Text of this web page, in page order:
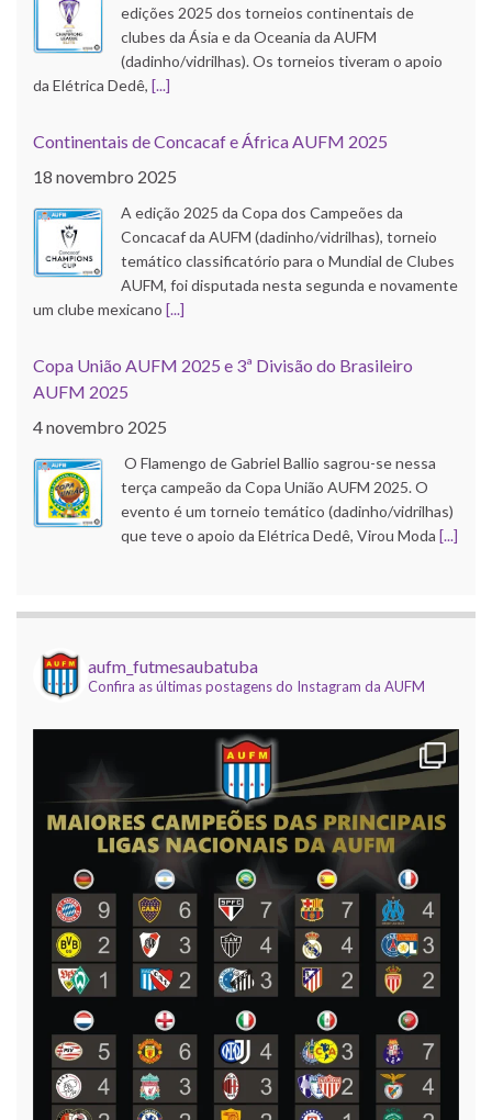
edições 2025 dos torneios continentais de
clubes da Ásia e da Oceania da AUFM
(dadinho/vidrilhas). Os torneios tiveram o apoio
da Elétrica Dedê, [...]
Continentais de Concacaf e África AUFM 2025
18 novembro 2025
A edição 2025 da Copa dos Campeões da
Concacaf da AUFM (dadinho/vidrilhas), torneio
temático classificatório para o Mundial de Clubes
AUFM, foi disputada nesta segunda e novamente
um clube mexicano [...]
Copa União AUFM 2025 e 3ª Divisão do Brasileiro
AUFM 2025
4 novembro 2025
O Flamengo de Gabriel Ballio sagrou-se nessa
terça campeão da Copa União AUFM 2025. O
evento é um torneio temático (dadinho/vidrilhas)
que teve o apoio da Elétrica Dedê, Virou Moda [...]
O Corinthians de Róbson Pinho faturou a edição
2025 da Copa do Brasil AUFM (dadinho/vidrilhas).
Dedê, Uba Inox e Virou Moda, e[...]
Mundial de Clubes AUFM 2025
9 dezembro 2025
Foi realizada na noite desta segunda, 8 de
dezembro, o encerramento da temporada
temática (dadinho/vidrilhas) da AUFM, com a
realização da 12ª edição do nosso Campeonato
Mundial de Clubes, com [...]
aufm_futmesaubatuba
Confira as últimas postagens do Instagram da AUFM